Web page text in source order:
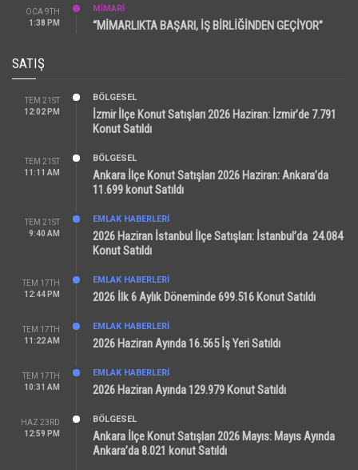
OCA 9TH
1:38 PM
MİMARİ
“MİMARLIKTA BAŞARI, İŞ BİRLİĞİNDEN GEÇİYOR”
SATIŞ
TEM 21ST
12:02 PM
BÖLGESEL
İzmir İlçe Konut Satışları 2026 Haziran: İzmir’de 7.791
Konut Satıldı
TEM 21ST
11:11 AM
BÖLGESEL
Ankara İlçe Konut Satışları 2026 Haziran: Ankara’da
11.699 konut Satıldı
TEM 21ST
9:40 AM
EMLAK HABERLERI
2026 Haziran İstanbul İlçe Satışları: İstanbul’da 24.084
Konut Satıldı
TEM 17TH
12:44 PM
EMLAK HABERLERI
2026 İlk 6 Aylık Döneminde 699.516 Konut Satıldı
TEM 17TH
11:22 AM
EMLAK HABERLERI
2026 Haziran Ayında 16.565 İş Yeri Satıldı
TEM 17TH
10:31 AM
EMLAK HABERLERI
2026 Haziran Ayında 129.979 Konut Satıldı
HAZ 23RD
12:59 PM
BÖLGESEL
Ankara İlçe Konut Satışları 2026 Mayıs: Mayıs Ayında
Ankara’da 8.021 konut Satıldı